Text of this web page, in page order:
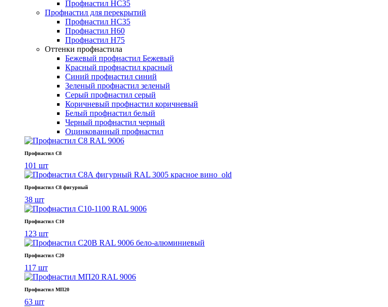
Профнастил НС35
Профнастил для перекрытий
Профнастил НС35
Профнастил Н60
Профнастил Н75
Оттенки профнастила
Бежевый профнастил Бежевый
Красный профнастил красный
Синий профнастил синий
Зеленый профнастил зеленый
Серый профнастил серый
Коричневый профнастил коричневый
Белый профнастил белый
Черный профнастил черный
Оцинкованный профнастил
Профнастил С8
101 шт
Профнастил С8 фигурный
38 шт
Профнастил С10
123 шт
Профнастил С20
117 шт
Профнастил МП20
63 шт